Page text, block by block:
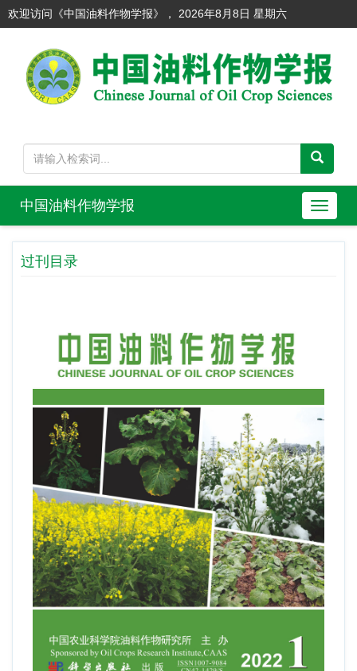
欢迎访问《中国油料作物学报》， 2026年8月8日 星期六
导
航
中国油料作物学报
过刊目录